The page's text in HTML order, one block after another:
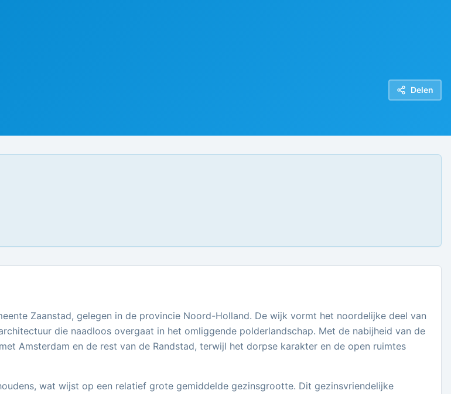
Delen
Zaanstad, gelegen in de provincie Noord-Holland. De wijk vormt het noordelijke deel van
die naadloos overgaat in het omliggende polderlandschap. Met de nabijheid van de
Amsterdam en de rest van de Randstad, terwijl het dorpse karakter en de open ruimtes
wat wijst op een relatief grote gemiddelde gezinsgrootte. Dit gezinsvriendelijke